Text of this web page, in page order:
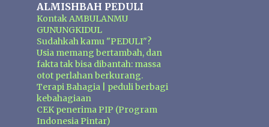
ALMISHBAH PEDULI
Kontak AMBULANMU
GUNUNGKIDUL
Sudahkah kamu "PEDULI"?
Usia memang bertambah, dan
fakta tak bisa dibantah: massa
otot perlahan berkurang.
Terapi Bahagia | peduli berbagi
kebahagiaan
CEK penerima PIP (Program
Indonesia Pintar)